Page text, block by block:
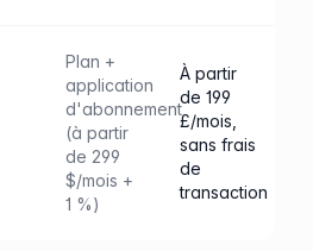
Plan +
application
d'abonnement
(à partir
de 299
$/mois +
1 %)
À partir
de 199
£/mois,
sans frais
de
transaction